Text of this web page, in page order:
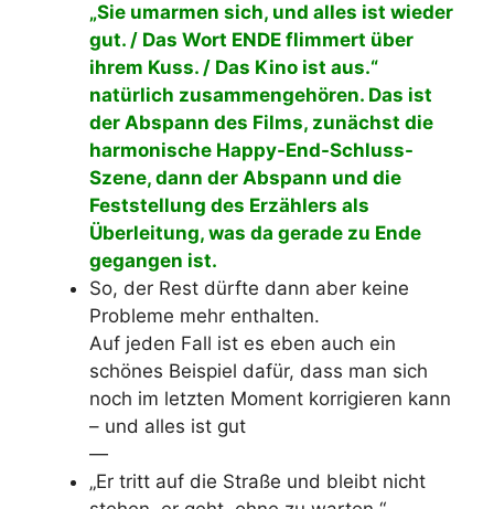
„Sie umarmen sich, und alles ist wieder
gut. / Das Wort ENDE flimmert über
ihrem Kuss. / Das Kino ist aus.“
natürlich zusammengehören. Das ist
der Abspann des Films, zunächst die
harmonische Happy-End-Schluss-
Szene, dann der Abspann und die
Feststellung des Erzählers als
Überleitung, was da gerade zu Ende
gegangen ist.
So, der Rest dürfte dann aber keine
Probleme mehr enthalten.
Auf jeden Fall ist es eben auch ein
schönes Beispiel dafür, dass man sich
noch im letzten Moment korrigieren kann
– und alles ist gut
—
„Er tritt auf die Straße und bleibt nicht